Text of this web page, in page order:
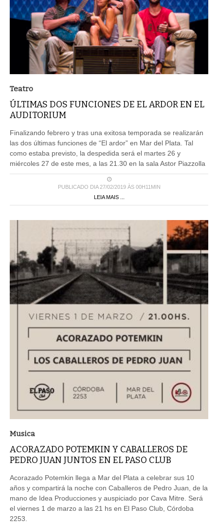
Teatro
ÚLTIMAS DOS FUNCIONES DE EL ARDOR EN EL
AUDITORIUM
Finalizando febrero y tras una exitosa temporada se realizarán
las dos últimas funciones de “El ardor” en Mar del Plata. Tal
como estaba previsto, la despedida será el martes 26 y
miércoles 27 de este mes, a las 21.30 en la sala Astor Piazzolla
PUBLICADO DIA 27/02/2019 ÀS 00H11MIN
LEIA MAIS ...
Musica
ACORAZADO POTEMKIN Y CABALLEROS DE
PEDRO JUAN JUNTOS EN EL PASO CLUB
Acorazado Potemkin llega a Mar del Plata a celebrar sus 10
años y compartirá la noche con Caballeros de Pedro Juan, de la
mano de Idea Producciones y auspiciado por Cava Mitre. Será
el viernes 1 de marzo a las 21 hs en El Paso Club, Córdoba
2253.